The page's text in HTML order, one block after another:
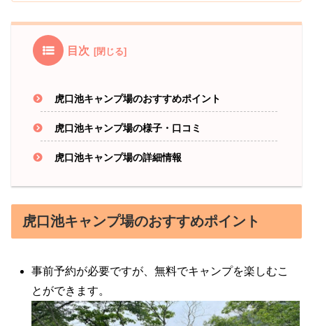
目次
虎口池キャンプ場のおすすめポイント
虎口池キャンプ場の様子・口コミ
虎口池キャンプ場の詳細情報
虎口池キャンプ場のおすすめポイント
事前予約が必要ですが、無料でキャンプを楽しむこ
とができます。